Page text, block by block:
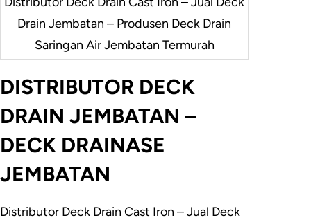
Drain Jembatan – Produsen Deck Drain
Saringan Air Jembatan Termurah
DISTRIBUTOR DECK
DRAIN JEMBATAN –
DECK DRAINASE
JEMBATAN
Distributor Deck Drain Cast Iron – Jual Deck